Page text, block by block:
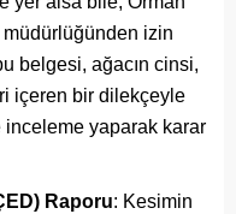
izin
belgesi, ağacın cinsi,
içeren bir dilekçeyle
inceleme yaparak karar
Raporu: Kesimin